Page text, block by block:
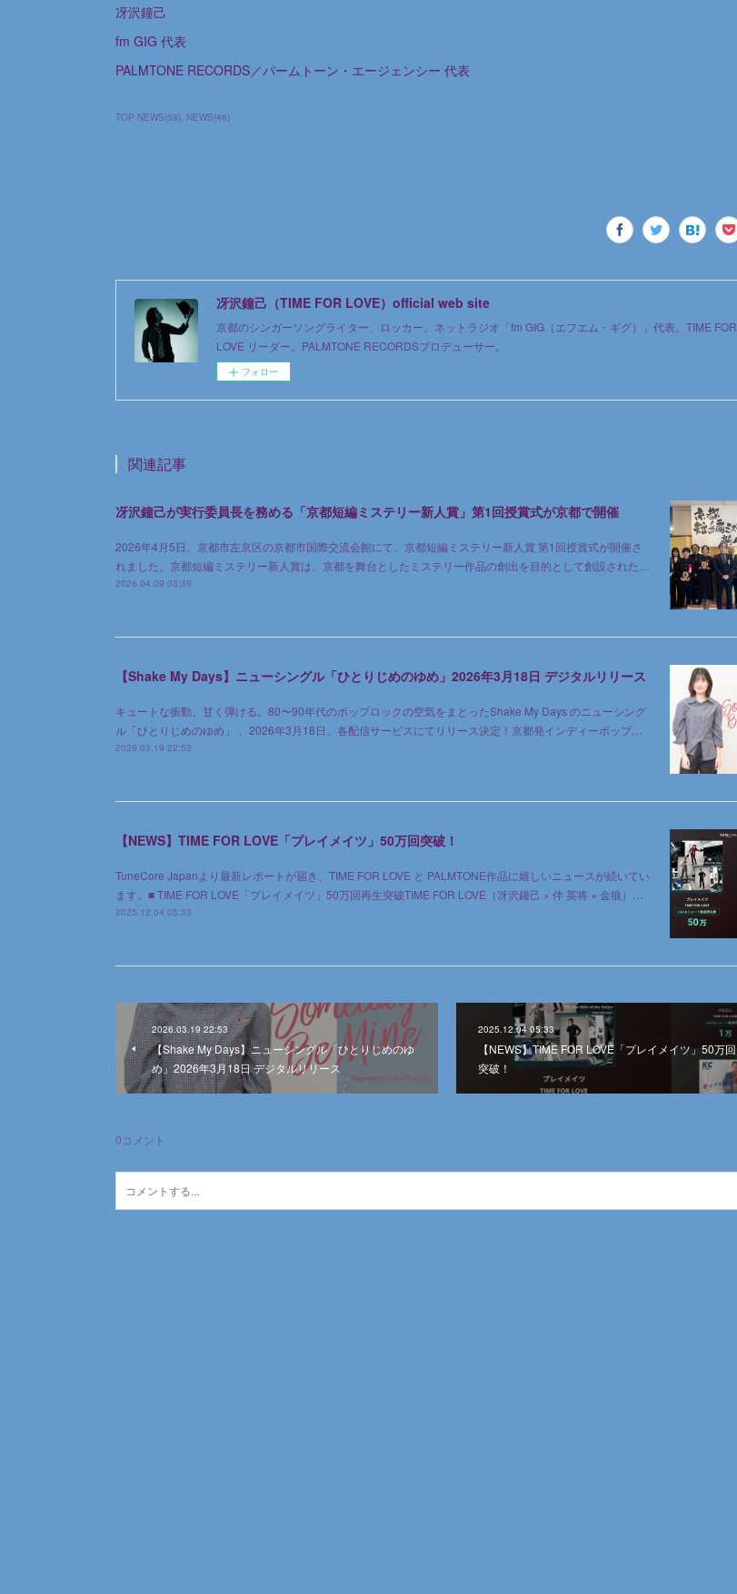
冴沢鐘己
fm GIG 代表
PALMTONE RECORDS／パームトーン・エージェンシー 代表
TOP NEWS(58) NEWS(46)
冴沢鐘己（TIME FOR LOVE）official web site
京都のシンガーソングライター、ロッカー。ネットラジオ「fm GIG（エフエム・ギグ）」代表。TIME FOR
LOVE リーダー。PALMTONE RECORDSプロデューサー。
フォロー
関連記事
冴沢鐘己が実行委員長を務める「京都短編ミステリー新人賞」第1回授賞式が京都で開催
2026年4月5日、京都市左京区の京都市国際交流会館にて、京都短編ミステリー新人賞 第1回授賞式が開催さ
れました。京都短編ミステリー新人賞は、京都を舞台としたミステリー作品の創出を目的として創設された…
2026.04.09 03:39
【Shake My Days】ニューシングル「ひとりじめのゆめ」2026年3月18日 デジタルリリース
キュートな衝動、甘く弾ける。80〜90年代のポップロックの空気をまとったShake My Days のニューシング
ル「ひとりじめのゆめ」 、2026年3月18日、各配信サービスにてリリース決定！京都発インディーポップ…
2026.03.19 22:53
【NEWS】TIME FOR LOVE「プレイメイツ」50万回突破！
TuneCore Japanより最新レポートが届き、TIME FOR LOVE と PALMTONE作品に嬉しいニュースが続いてい
ます。■ TIME FOR LOVE「プレイメイツ」50万回再生突破TIME FOR LOVE（冴沢鐘己 × 伴 英将 × 金狼）…
2025.12.04 05:33
2026.03.19 22:53
【Shake My Days】ニューシングル「ひとりじめのゆ
め」2026年3月18日 デジタルリリース
2025.12.04 05:33
【NEWS】TIME FOR LOVE「プレイメイツ」50万回
突破！
0コメント